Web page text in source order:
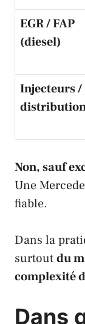
EGR / FAP
(diesel)
Injecteurs /
Non, sauf
Une
fiable.
Dans la
surtoutdu
complexité
Dans